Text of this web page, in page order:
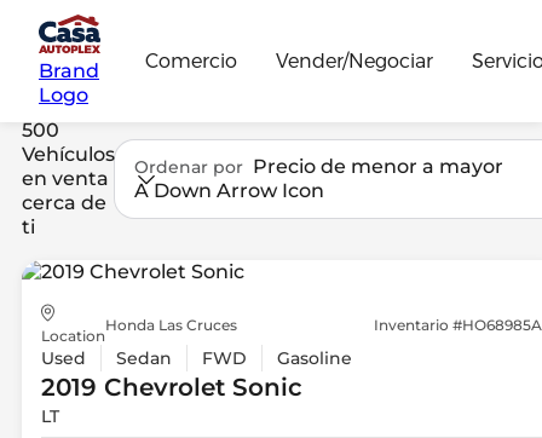
Brand
Logo
Comercio Vender/Negociar
500
Vehículos
en venta
cerca de
ti
Ordenar por Precio de menor a mayor
A Down Arrow Icon
Location
Honda Las Cruces Inventario #HO68985A
Used Sedan FWD Gasoline
2019 ChevroletSonic
LT